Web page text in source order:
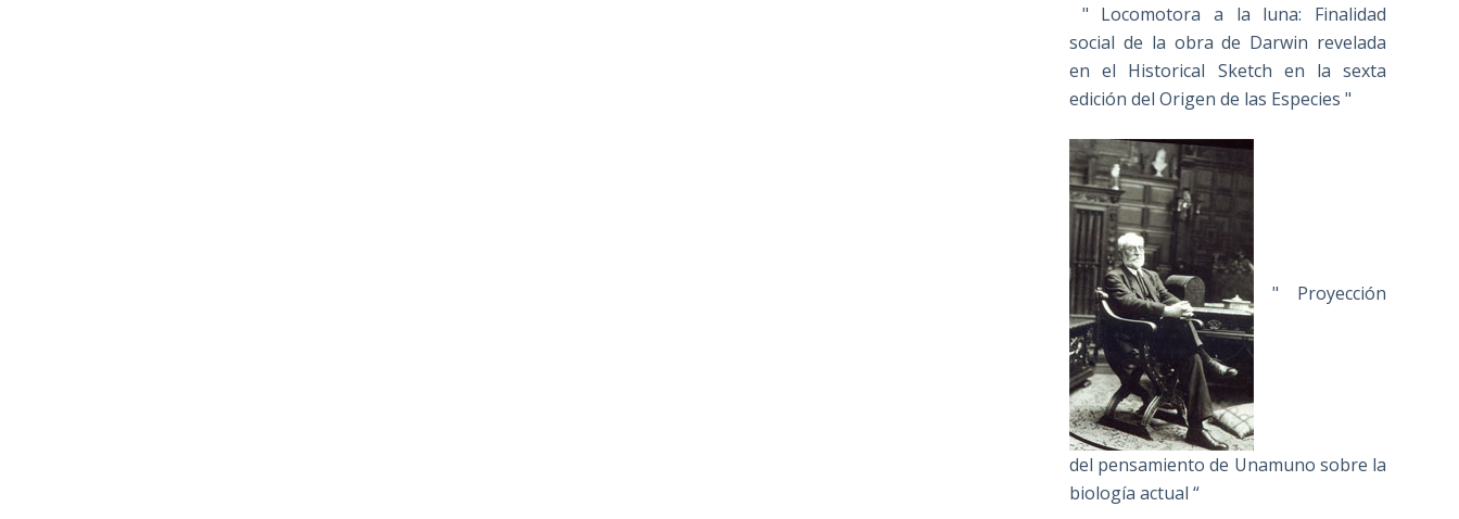
" Locomotora a la luna: Finalidad
social de la obra de Darwin revelada
en el Historical Sketch en la sexta
edición del Origen de las Especies "
" Proyección
del pensamiento de Unamuno sobre la
biología actual “